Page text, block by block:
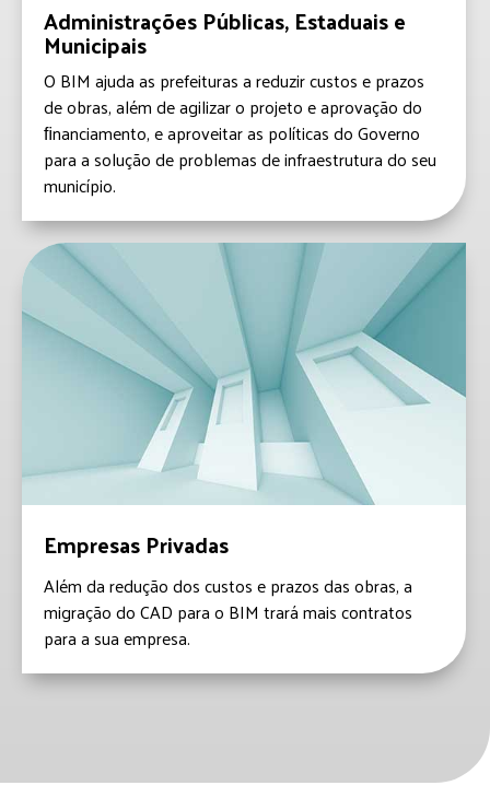
Administrações Públicas, Estaduais e
Municipais
O BIM ajuda as prefeituras a reduzir custos e prazos
de obras, além de agilizar o projeto e aprovação do
ﬁnanciamento, e aproveitar as políticas do Governo
para a solução de problemas de infraestrutura do seu
município.
Empresas Privadas
Além da redução dos custos e prazos das obras, a
migração do CAD para o BIM trará mais contratos
para a sua empresa.